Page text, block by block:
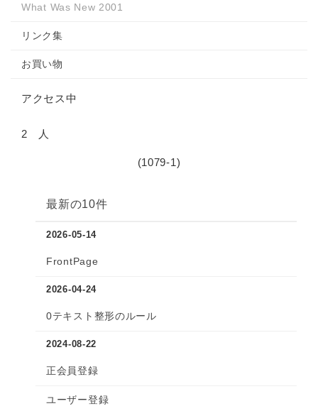
What Was New 2001
リンク集
お買い物
アクセス中
2 人
(1079-1)
最新の10件
2026-05-14
FrontPage
2026-04-24
0テキスト整形のルール
2024-08-22
正会員登録
ユーザー登録